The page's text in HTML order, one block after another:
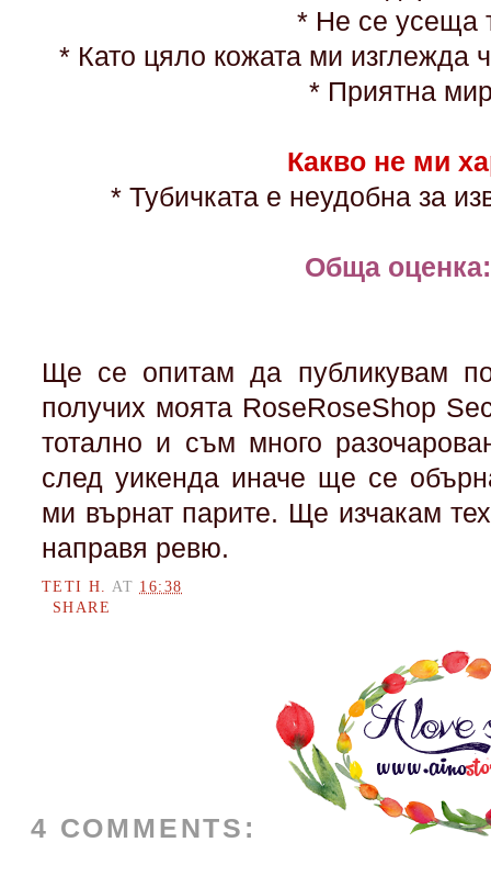
* Не се
* Като цяло кожата ми изглежда
* Приятна
Какво не ми
* Тубичката е неудобна за
Обща
Ще се опитам да публикувам
получих моята RoseRoseShop
тотално и съм много
след уикенда иначе ще се
ми върнат парите. Ще изчакам
направя ревю.
TETI H.AT 16:38
SHARE
4 COMMENTS: